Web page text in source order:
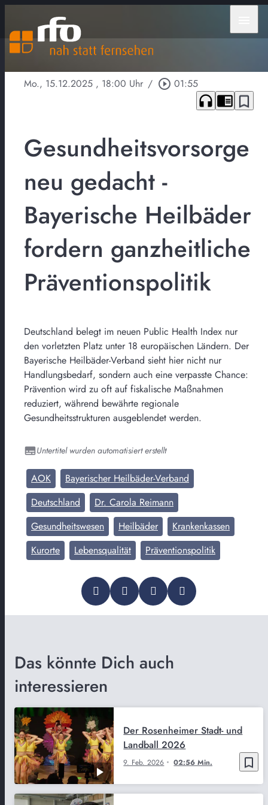
Mo., 15.12.2025 , 18:00 Uhr / play_circle_outline 01:55
headphones chrome_reader_mode bookmark_border
Gesundheitsvorsorge
neu gedacht -
Bayerische Heilbäder
fordern ganzheitliche
Präventionspolitik
Deutschland belegt im neuen Public Health Index nur
den vorletzten Platz unter 18 europäischen Ländern. Der
Bayerische Heilbäder-Verband sieht hier nicht nur
Handlungsbedarf, sondern auch eine verpasste Chance:
Prävention wird zu oft auf fiskalische Maßnahmen
reduziert, während bewährte regionale
Gesundheitsstrukturen ausgeblendet werden.
Untertitel wurden automatisiert erstellt
AOK
Bayerischer Heilbäder-Verband
Deutschland
Dr. Carola Reimann
Gesundheitswesen
Heilbäder
Krankenkassen
Kurorte
Lebensqualität Präventionspolitik
Das könnte Dich auch
interessieren
bookmark_border
9. Feb. 2026 02:56 Min.
Der Rosenheimer Stadt- und
Landball 2026